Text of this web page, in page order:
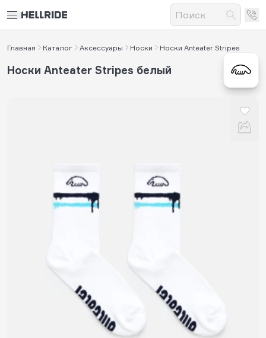
Главная Каталог Аксессуары Носки Носки Anteater Stripes
Носки Anteater Stripes белый